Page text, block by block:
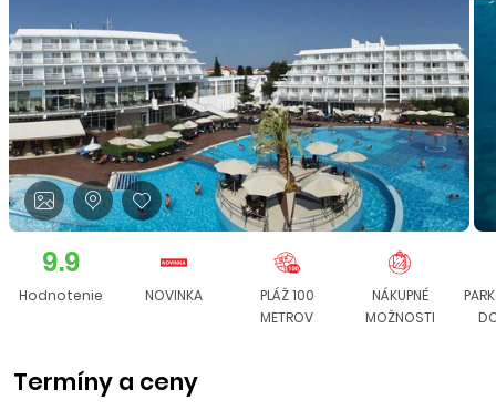
9.9
Hodnotenie NOVINKA
PLÁŽ 100
METROV
NÁKUPNÉ
MOŽNOSTI
Termíny a ceny